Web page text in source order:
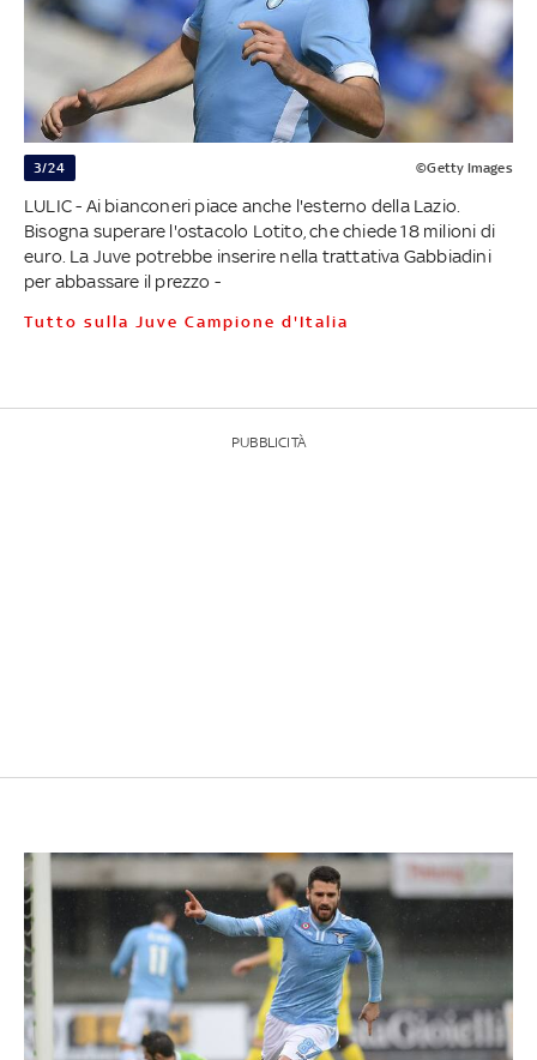
3/24 ©Getty Images
LULIC - Ai bianconeri piace anche l'esterno della Lazio.
Bisogna superare l'ostacolo Lotito, che chiede 18 milioni di
euro. La Juve potrebbe inserire nella trattativa Gabbiadini
per abbassare il prezzo -
Tutto sulla Juve Campione d'Italia
PUBBLICITÀ